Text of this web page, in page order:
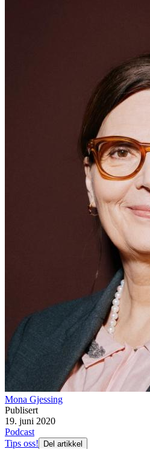
Mona Gjessing
Publisert
19. juni 2020
Podcast
Tips oss!
Del artikkel